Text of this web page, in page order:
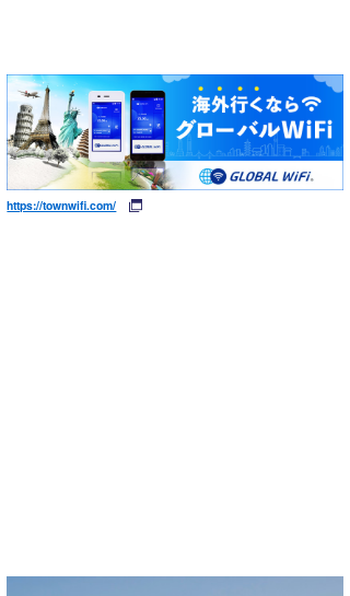
https://townwifi.com/